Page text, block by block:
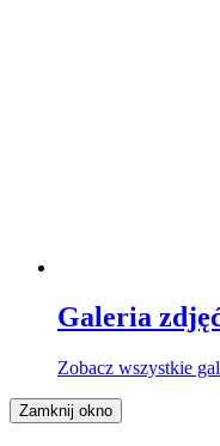
Galeria
Zobacz wszystkie
Zamknij okno